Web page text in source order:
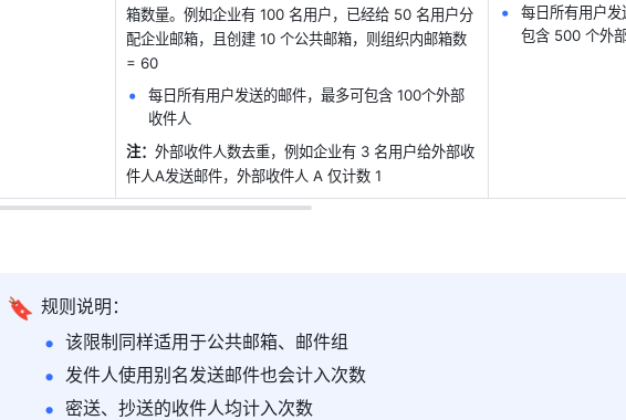
箱数量。例如企业有 100 名用户，已经给 50 名用户分
配企业邮箱，且创建 10 个公共邮箱，则组织内邮箱数
= 60
每日所有用户发送的邮件，最多可包含 100个外部
收件人
注： 外部收件人数去重，例如企业有 3 名用户给外部收
件人A发送邮件，外部收件人 A 仅计数 1
每日所有用户发
包含 500 个外
🔖 规则说明：
该限制同样适用于公共邮箱、邮件组
发件人使用别名发送邮件也会计入次数
密送、抄送的收件人均计入次数